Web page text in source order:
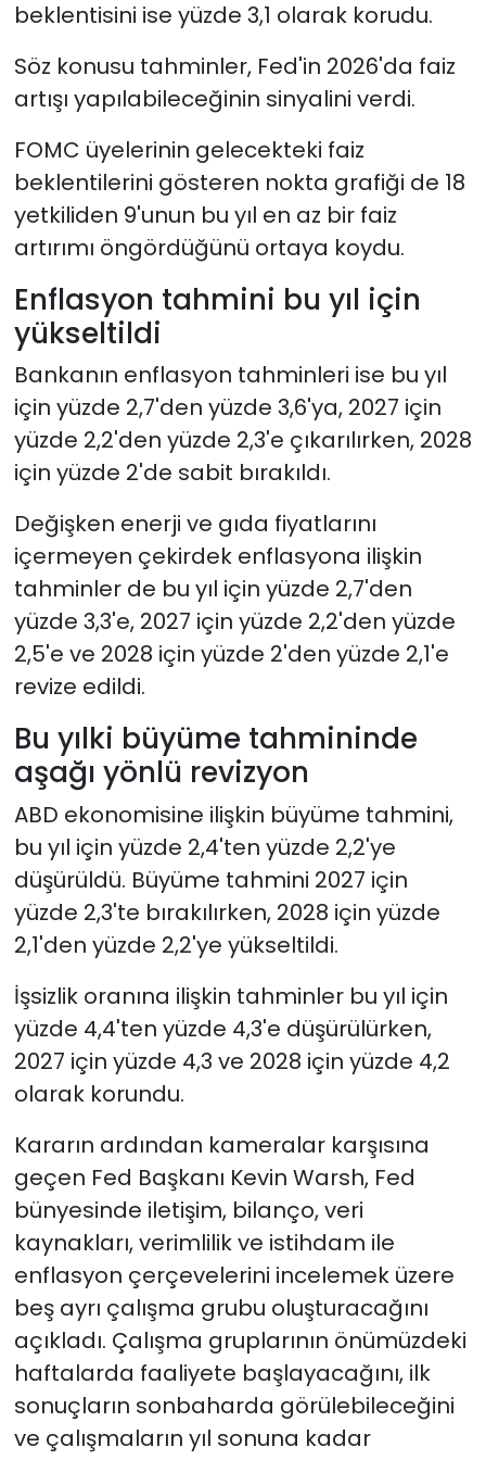
beklentisini ise yüzde 3,1 olarak korudu.
Söz konusu tahminler, Fed'in 2026'da faiz
artışı yapılabileceğinin sinyalini verdi.
FOMC üyelerinin gelecekteki faiz
beklentilerini gösteren nokta grafiği de 18
yetkiliden 9'unun bu yıl en az bir faiz
artırımı öngördüğünü ortaya koydu.
Enflasyon tahmini bu yıl için
yükseltildi
Bankanın enflasyon tahminleri ise bu yıl
için yüzde 2,7'den yüzde 3,6'ya, 2027 için
yüzde 2,2'den yüzde 2,3'e çıkarılırken, 2028
için yüzde 2'de sabit bırakıldı.
Değişken enerji ve gıda fiyatlarını
içermeyen çekirdek enflasyona ilişkin
tahminler de bu yıl için yüzde 2,7'den
yüzde 3,3'e, 2027 için yüzde 2,2'den yüzde
2,5'e ve 2028 için yüzde 2'den yüzde 2,1'e
revize edildi.
Bu yılki büyüme tahmininde
aşağı yönlü revizyon
ABD ekonomisine ilişkin büyüme tahmini,
bu yıl için yüzde 2,4'ten yüzde 2,2'ye
düşürüldü. Büyüme tahmini 2027 için
yüzde 2,3'te bırakılırken, 2028 için yüzde
2,1'den yüzde 2,2'ye yükseltildi.
İşsizlik oranına ilişkin tahminler bu yıl için
yüzde 4,4'ten yüzde 4,3'e düşürülürken,
2027 için yüzde 4,3 ve 2028 için yüzde 4,2
olarak korundu.
Kararın ardından kameralar karşısına
geçen Fed Başkanı Kevin Warsh, Fed
bünyesinde iletişim, bilanço, veri
kaynakları, verimlilik ve istihdam ile
enflasyon çerçevelerini incelemek üzere
beş ayrı çalışma grubu oluşturacağını
açıkladı. Çalışma gruplarının önümüzdeki
haftalarda faaliyete başlayacağını, ilk
sonuçların sonbaharda görülebileceğini
ve çalışmaların yıl sonuna kadar